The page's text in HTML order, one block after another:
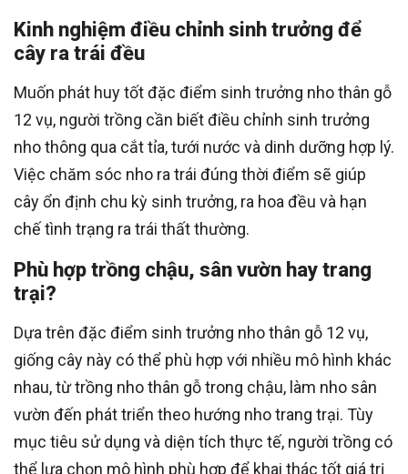
Kinh nghiệm điều chỉnh sinh trưởng để
cây ra trái đều
Muốn phát huy tốt đặc điểm sinh trưởng nho thân gỗ
12 vụ, người trồng cần biết điều chỉnh sinh trưởng
nho thông qua cắt tỉa, tưới nước và dinh dưỡng hợp lý.
Việc chăm sóc nho ra trái đúng thời điểm sẽ giúp
cây ổn định chu kỳ sinh trưởng, ra hoa đều và hạn
chế tình trạng ra trái thất thường.
Phù hợp trồng chậu, sân vườn hay trang
trại?
Dựa trên đặc điểm sinh trưởng nho thân gỗ 12 vụ,
giống cây này có thể phù hợp với nhiều mô hình khác
nhau, từ trồng nho thân gỗ trong chậu, làm nho sân
vườn đến phát triển theo hướng nho trang trại. Tùy
mục tiêu sử dụng và diện tích thực tế, người trồng có
thể lựa chọn mô hình phù hợp để khai thác tốt giá trị